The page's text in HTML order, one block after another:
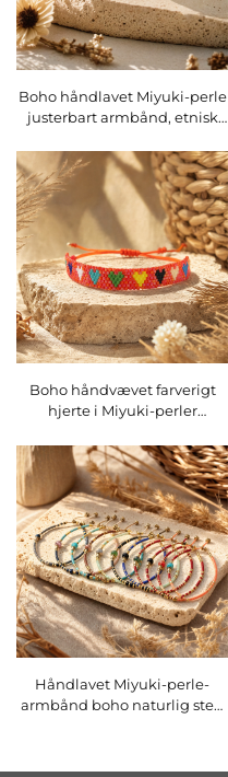
Boho håndlavet Miyuki-perle
justerbart armbånd, etnisk
prædiken-armbånd
Varenummer O16BMI275
Boho håndvævet farverigt
hjerte i Miyuki-perler
arrangerbart damearmbånd
Varenummer O16BMI251
Håndlavet Miyuki-perle-
armbånd boho naturlig sten